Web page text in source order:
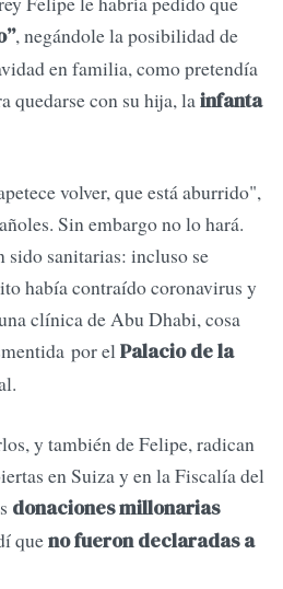
, negándole la posibilidad de
en familia, como pretendía
quedarse con su hija, lainfanta
volver, que está aburrido",
Sin embargo no lo hará.
sido sanitarias: incluso se
había contraído coronavirus y
clínica de Abu Dhabi, cosa
por elPalacio de la
y también de Felipe, radican
en Suiza y en la Fiscalía del
donaciones millonarias
queno fueron declaradas a